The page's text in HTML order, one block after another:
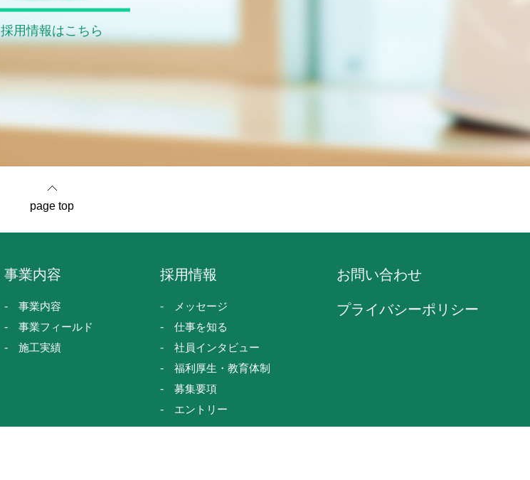
採用情報はこちら
page top
事業内容
事業内容
事業フィールド
施工実績
採用情報
メッセージ
仕事を知る
社員インタビュー
福利厚生・教育体制
募集要項
エントリー
お問い合わせ
プライバシーポリシー